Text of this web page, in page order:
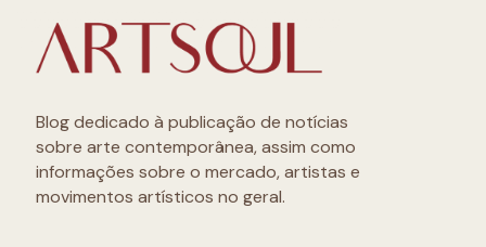
Blog dedicado à publicação de notícias
sobre arte contemporânea, assim como
informações sobre o mercado, artistas e
movimentos artísticos no geral.